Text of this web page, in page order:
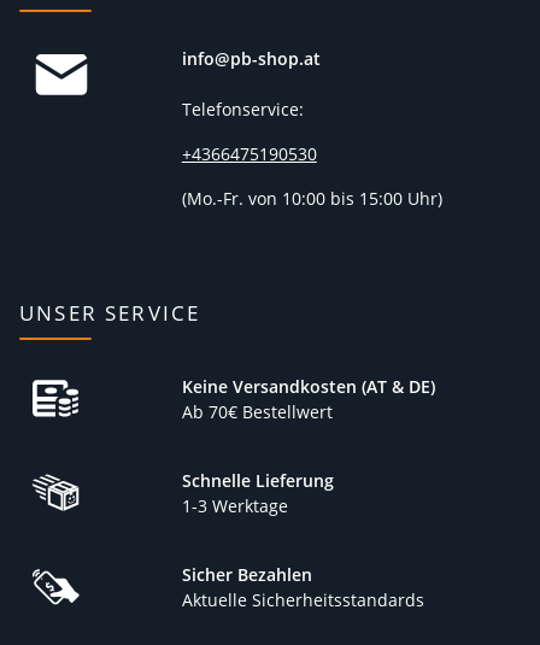
info@pb-shop.at
Telefonservice:
+4366475190530
(Mo.-Fr. von 10:00 bis 15:00 Uhr)
UNSER SERVICE
Keine Versandkosten (AT & DE)
Ab 70€ Bestellwert
Schnelle Lieferung
1-3 Werktage
Sicher Bezahlen
Aktuelle Sicherheitsstandards